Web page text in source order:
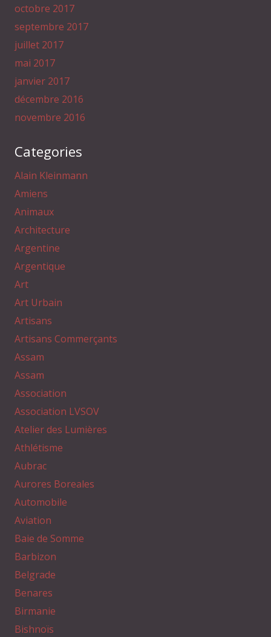
octobre 2017
septembre 2017
juillet 2017
mai 2017
janvier 2017
décembre 2016
novembre 2016
Categories
Alain Kleinmann
Amiens
Animaux
Architecture
Argentine
Argentique
Art
Art Urbain
Artisans
Artisans Commerçants
Assam
Assam
Association
Association LVSOV
Atelier des Lumières
Athlétisme
Aubrac
Aurores Boreales
Automobile
Aviation
Baie de Somme
Barbizon
Belgrade
Benares
Birmanie
Bishnoïs